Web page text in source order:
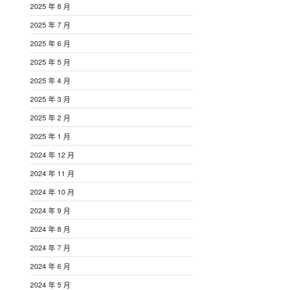
2025 年 8 月
2025 年 7 月
2025 年 6 月
2025 年 5 月
2025 年 4 月
2025 年 3 月
2025 年 2 月
2025 年 1 月
2024 年 12 月
2024 年 11 月
2024 年 10 月
2024 年 9 月
2024 年 8 月
2024 年 7 月
2024 年 6 月
2024 年 5 月